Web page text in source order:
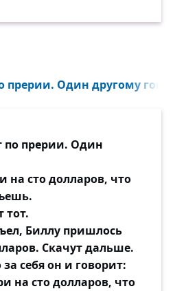
прерии. Один другому
по прерии. Один
сто долларов, что
тот.
Биллу пришлось
Скачут дальше.
себя он и говорит:
на сто долларов, что